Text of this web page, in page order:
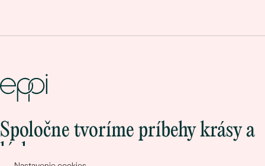
Spoločne tvoríme príbehy krásy a
lásky